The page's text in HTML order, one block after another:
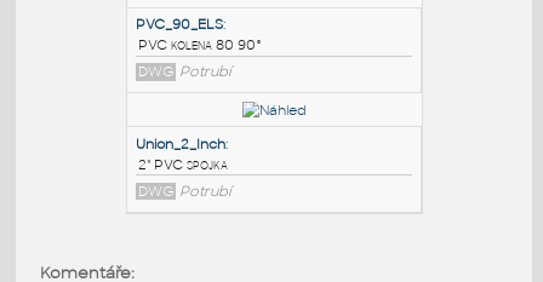
DWG Potrubí
PVC_Butterfly_Valves
PVC škrticí ventily
DWG Potrubí
Komentáře: